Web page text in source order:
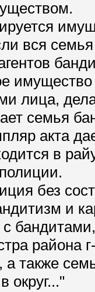
вся
лица,
семья
акта
в
без
и
района
а также
округ..."